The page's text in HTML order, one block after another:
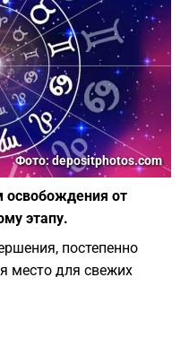
Фото: depositphotos.com
освобождения от
этапу.
постепенно
место для свежих